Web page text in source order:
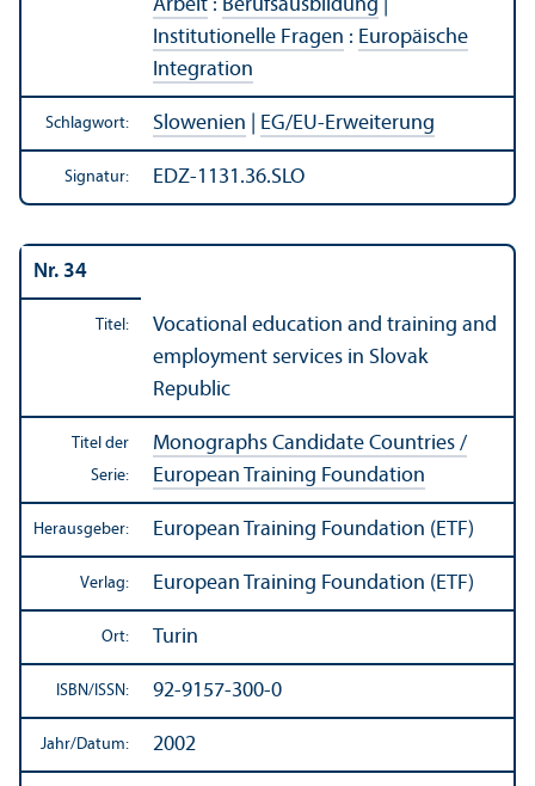
Arbeit : Berufsausbildung
Institutionelle Fragen : Europäische
Integration
Schlagwort: Slowenien EG/EU-Erweiterung
Signatur: EDZ-1131.36.SLO
Nr. 34
Titel:
Vocational education and training and
employment services in Slovak
Republic
Titel der
Serie:
Monographs Candidate Countries /
European Training Foundation
Herausgeber: European Training Foundation (ETF)
Verlag: European Training Foundation (ETF)
Ort: Turin
ISBN/ISSN: 92-9157-300-0
Jahr/Datum: 2002